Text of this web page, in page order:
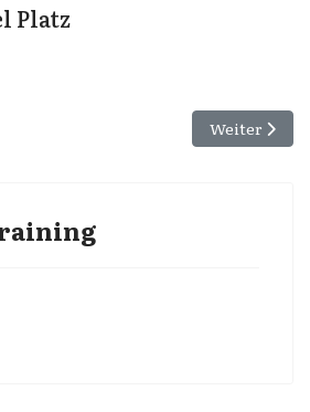
Platz
gegen GM Jerguš Pecháč,
Nächster
Weiter